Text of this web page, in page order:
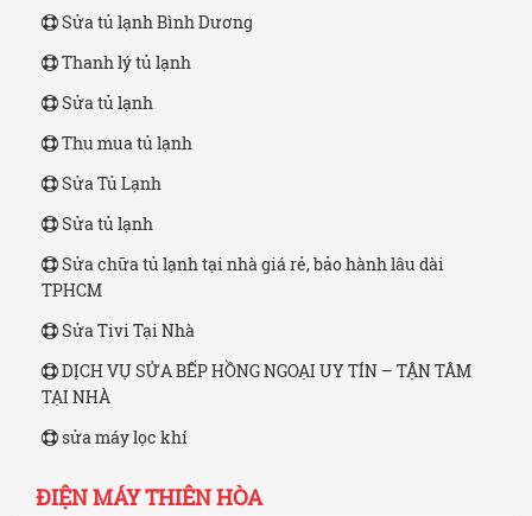
Sửa tủ lạnh Bình Dương
Thanh lý tủ lạnh
Sửa tủ lạnh
Thu mua tủ lạnh
Sửa Tủ Lạnh
Sửa tủ lạnh
Sửa chữa tủ lạnh tại nhà giá rẻ, bảo hành lâu dài
TPHCM
Sửa Tivi Tại Nhà
DỊCH VỤ SỬA BẾP HỒNG NGOẠI UY TÍN – TẬN TÂM
TẠI NHÀ
sửa máy lọc khí
ĐIỆN MÁY THIÊN HÒA